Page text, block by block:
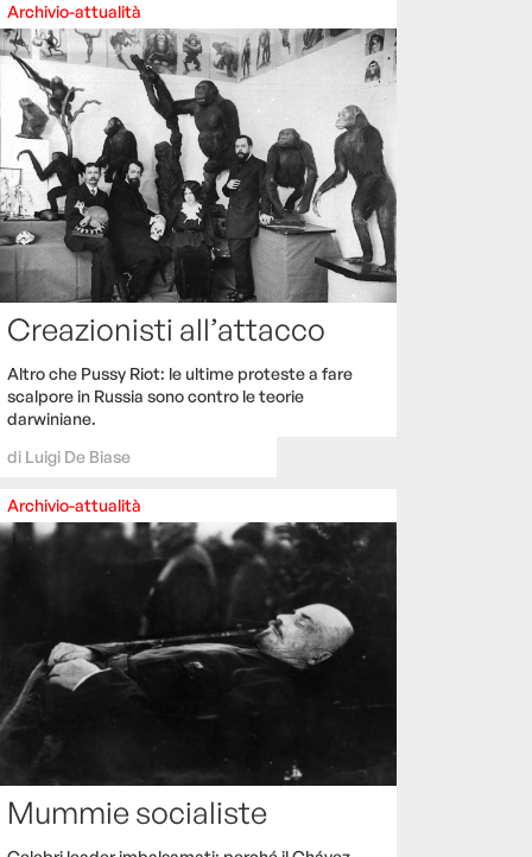
Archivio-attualità
Creazionisti all’attacco
Altro che Pussy Riot: le ultime proteste a fare
scalpore in Russia sono contro le teorie
darwiniane.
di Luigi De Biase
Archivio-attualità
Mummie socialiste